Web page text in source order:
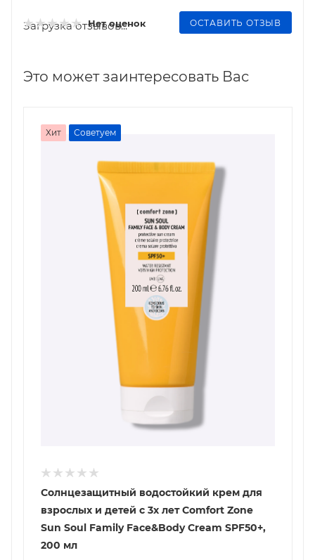
Нет оценок ОСТАВИТЬ ОТЗЫВ
Загрузка отзывов...
Это может заинтересовать Вас
Хит Советуем
Солнцезащитный водостойкий крем для
взрослых и детей с 3х лет Comfort Zone
Sun Soul Family Face&Body Cream SPF50+,
200 мл